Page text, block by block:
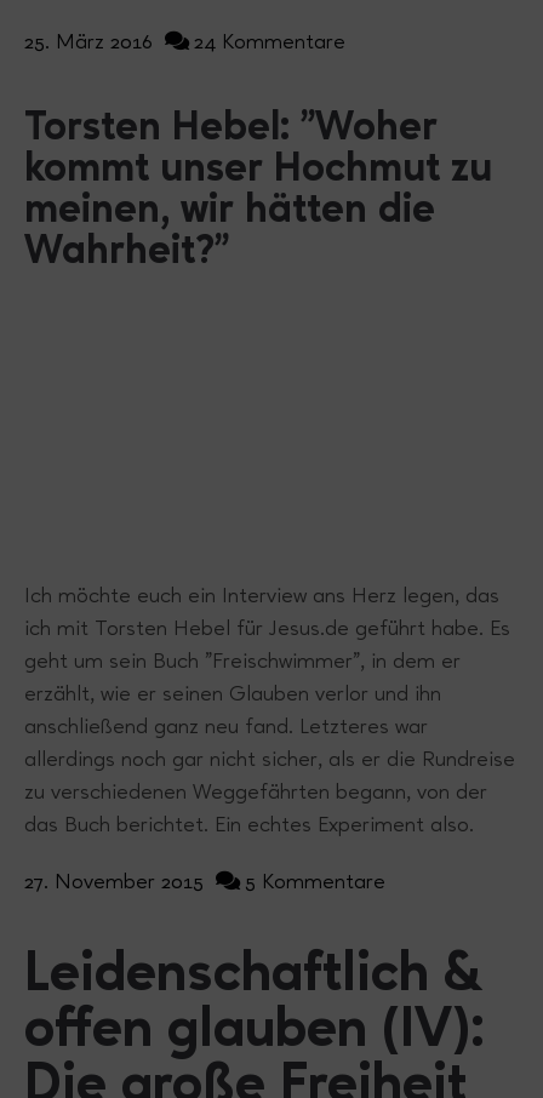
25. März 2016 24 Kommentare
Torsten Hebel: "Woher
kommt unser Hochmut zu
meinen, wir hätten die
Wahrheit?"
Ich möchte euch ein Interview ans Herz legen, das
ich mit Torsten Hebel für Jesus.de geführt habe. Es
geht um sein Buch "Freischwimmer", in dem er
erzählt, wie er seinen Glauben verlor und ihn
anschließend ganz neu fand. Letzteres war
allerdings noch gar nicht sicher, als er die Rundreise
zu verschiedenen Weggefährten begann, von der
das Buch berichtet. Ein echtes Experiment also.
27. November 2015 5 Kommentare
Leidenschaftlich &
offen glauben (IV):